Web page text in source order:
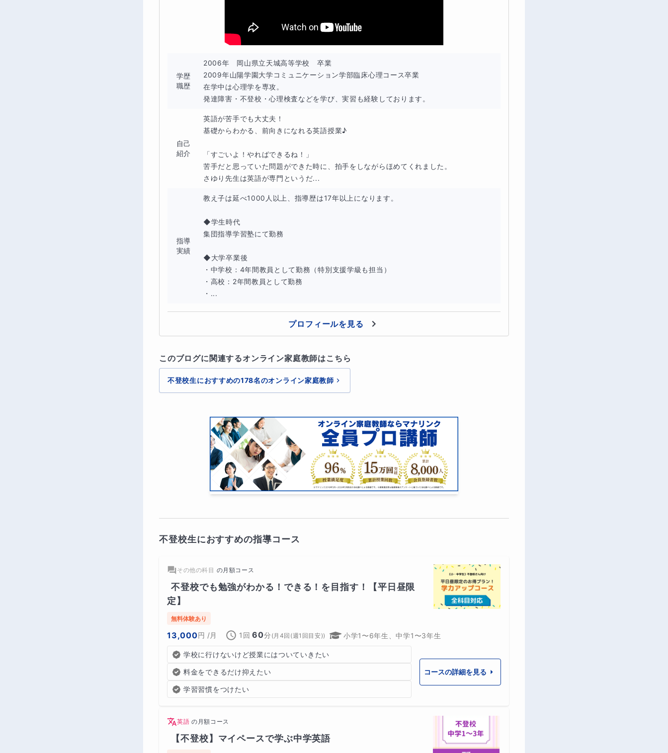
学歴
職歴
2006年　岡山県立天城高等学校　卒業
2009年山陽学園大学コミュニケーション学部臨床心理コース卒業
在学中は心理学を専攻。
発達障害・不登校・心理検査などを学び、実習も経験しております。
自己
紹介
英語が苦手でも大丈夫！
基礎からわかる、前向きになれる英語授業♪
「すごいよ！やればできるね！」
苦手だと思っていた問題ができた時に、拍手をしながらほめてくれました。
さゆり先生は英語が専門というだ...
指導
実績
教え子は延べ1000人以上、指導歴は17年以上になります。
◆学生時代
集団指導学習塾にて勤務
◆大学卒業後
・中学校：4年間教員として勤務（特別支援学級も担当）
・高校：2年間教員として勤務
・...
プロフィールを見る
このブログに関連するオンライン家庭教師はこちら
不登校生におすすめの178名のオンライン家庭教師
不登校生におすすめの指導コース
その他の科目 の月額コース
不登校でも勉強がわかる！できる！を目指す！【平日昼限
定】
無料体験あり
13,000円 /月 1回 60分 (月4回(週1回目安)) 小学1〜6年生、中学1〜3年生
学校に行けないけど授業にはついていきたい
料金をできるだけ抑えたい
学習習慣をつけたい
コースの詳細を見る
英語 の 月額コース
【不登校】マイペースで学ぶ中学英語